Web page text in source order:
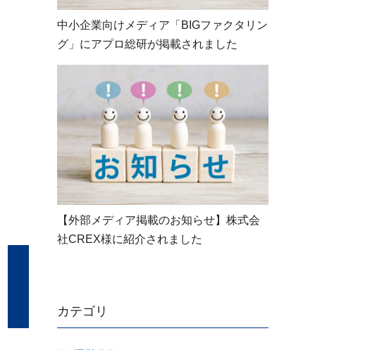
中小企業向けメディア「BIGファクタリン
グ」にアプロ総研が掲載されました
【外部メディア掲載のお知らせ】株式会
社CREX様に紹介されました
カテゴリ